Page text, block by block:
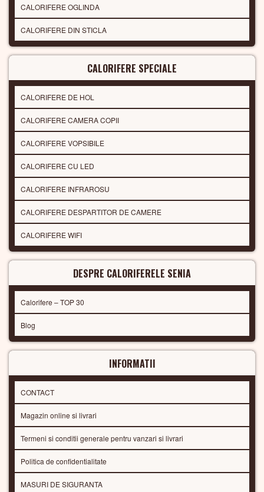
CALORIFERE OGLINDA
CALORIFERE DIN STICLA
CALORIFERE SPECIALE
CALORIFERE DE HOL
CALORIFERE CAMERA COPII
CALORIFERE VOPSIBILE
CALORIFERE CU LED
CALORIFERE INFRAROSU
CALORIFERE DESPARTITOR DE CAMERE
CALORIFERE WIFI
DESPRE CALORIFERELE SENIA
Calorifere – TOP 30
Blog
INFORMATII
CONTACT
Magazin online si livrari
Termeni si conditii generale pentru vanzari si livrari
Politica de confidentialitate
MASURI DE SIGURANTA